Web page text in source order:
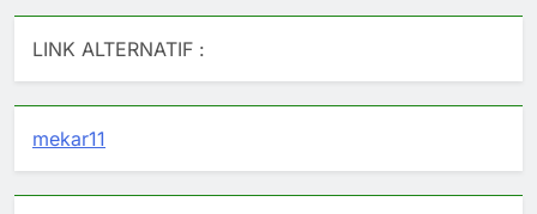
LINK ALTERNATIF :
mekar11